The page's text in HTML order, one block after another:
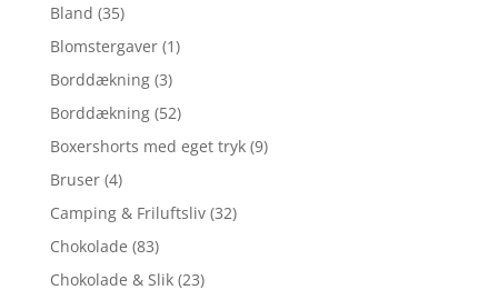
Bland (35)
Blomstergaver (1)
Borddækning (3)
Borddækning (52)
Boxershorts med eget tryk (9)
Bruser (4)
Camping & Friluftsliv (32)
Chokolade (83)
Chokolade & Slik (23)